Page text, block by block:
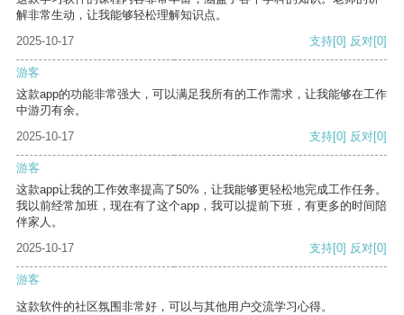
解非常生动，让我能够轻松理解知识点。
2025-10-17
支持[0] 反对[0]
游客
这款app的功能非常强大，可以满足我所有的工作需求，让我能够在工作
中游刃有余。
2025-10-17
支持[0] 反对[0]
游客
这款app让我的工作效率提高了50%，让我能够更轻松地完成工作任务。
我以前经常加班，现在有了这个app，我可以提前下班，有更多的时间陪
伴家人。
2025-10-17
支持[0] 反对[0]
游客
这款软件的社区氛围非常好，可以与其他用户交流学习心得。